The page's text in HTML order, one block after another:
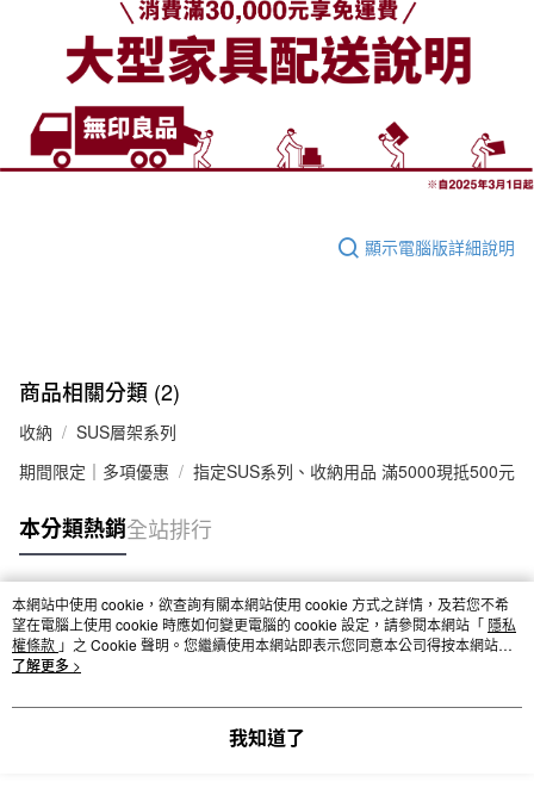
顯示電腦版詳細說明
商品相關分類 (2)
收納
SUS層架系列
期間限定｜多項優惠
指定SUS系列、收納用品 滿5000現抵500元
本分類熱銷全站排行
熱門標籤
本網站中使用 cookie，欲查詢有關本網站使用 cookie 方式之詳情，及若您不希
望在電腦上使用 cookie 時應如何變更電腦的 cookie 設定，請參閱本網站「 隱私
權條款 」之 Cookie 聲明。您繼續使用本網站即表示您同意本公司得按本網站使
用條款之 Cookie 聲明使用 cookie。
了解更多 >
我知道了